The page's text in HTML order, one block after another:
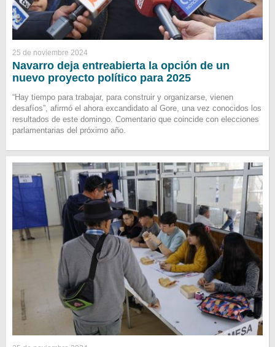
25 de noviembre 2024
Navarro deja entreabierta la opción de un
nuevo proyecto político para 2025
“Hay tiempo para trabajar, para construir y organizarse, vienen
desafíos”, afirmó el ahora excandidato al Gore, una vez conocidos los
resultados de este domingo. Comentario que coincide con elecciones
parlamentarias del próximo año.